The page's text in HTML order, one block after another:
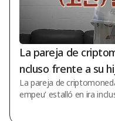
La pareja de
ncluso frente a su
on: "Es un infierno"
La pareja de
empeu' estalló en ira